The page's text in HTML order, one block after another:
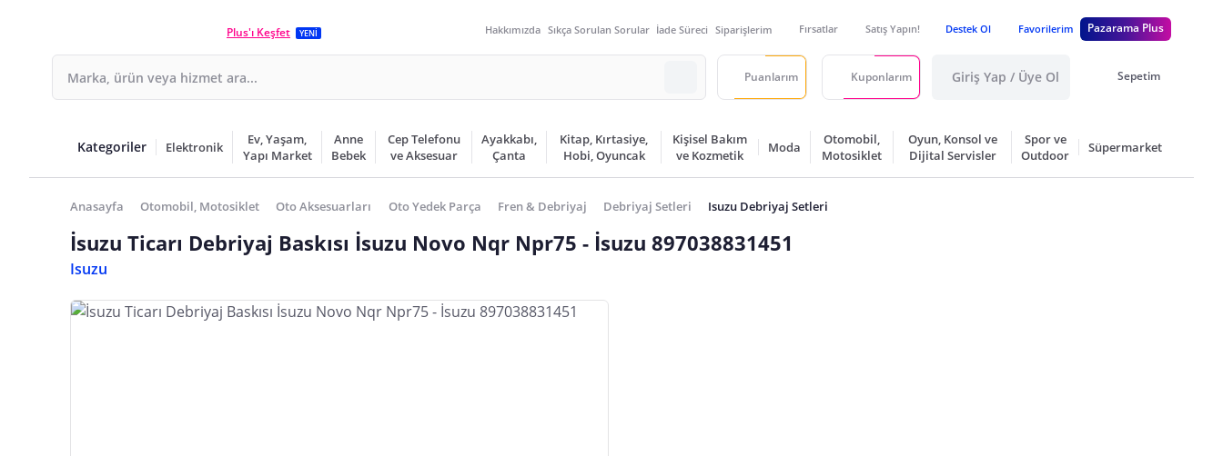
Plus'ı Keşfet YENİ Hakkımızda Sıkça Sorulan Sorular İade Süreci Siparişlerim Fırsatlar Satış Yapın! Destek Ol Favorilerim Pazarama Plus
Puanlarım Kuponlarım Giriş Yap / Üye Ol Sepetim
Kategoriler Elektronik
Ev, Yaşam,
Yapı Market
Anne
Bebek
Cep Telefonu
ve Aksesuar
Ayakkabı,
Çanta
Kitap, Kırtasiye,
Hobi, Oyuncak
Kişisel Bakım
ve Kozmetik
Moda
Otomobil,
Motosiklet
Oyun, Konsol ve
Dijital Servisler
Spor ve
Outdoor
Süpermarket
Anasayfa Otomobil, Motosiklet Oto Aksesuarları Oto Yedek Parça Fren & Debriyaj Debriyaj Setleri Isuzu Debriyaj Setleri
İsuzu Ticarı Debriyaj Baskısı İsuzu Novo Nqr Npr75 - İsuzu 897038831451
Isuzu